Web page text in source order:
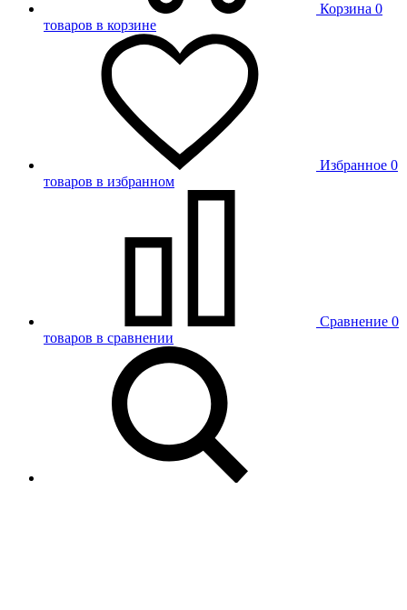
Корзина 0
товаров в корзине
Избранное 0
товаров в избранном
Сравнение 0
товаров в сравнении